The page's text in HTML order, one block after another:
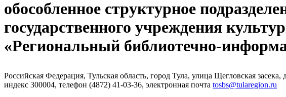
обособленное структурное
государственного учреждения
«Региональный библиотечно-
Российская Федерация, Тульская область, город Тула, улица Щегловская засека,
индекс 300004, телефон (4872) 41-03-36, электронная почта tosbs@tularegion.ru